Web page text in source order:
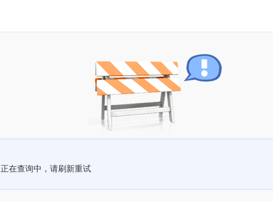
正在查询中，请刷新重试